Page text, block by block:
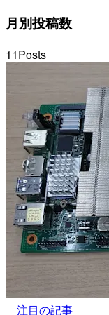
月別投稿数
11Posts
注目の記事